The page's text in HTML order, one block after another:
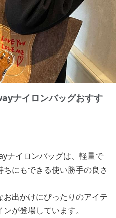
ナイロンバッグおすす
ナイロンバッグは、軽量で
にもできる使い勝手の良さ
出かけにぴったりのアイテ
が登場しています。